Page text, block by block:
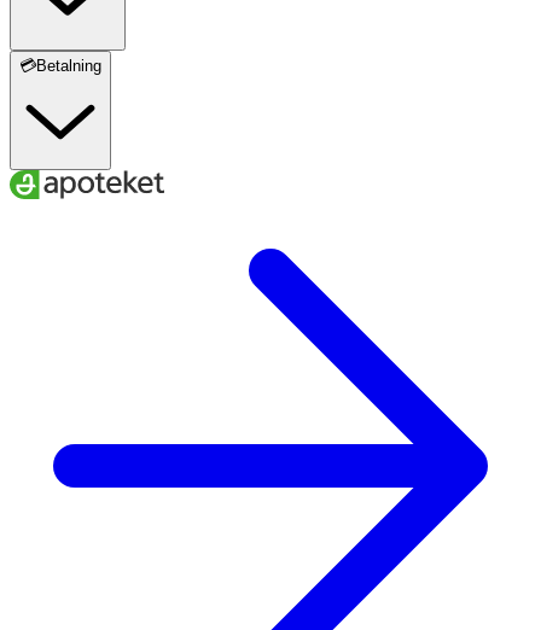
💳Betalning